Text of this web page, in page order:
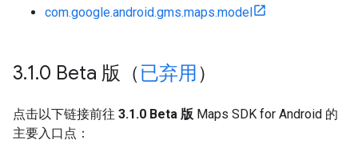
com.google.android.gms.maps.model
3.1.0 Beta 版（已弃用 ）
点击以下链接前往 3.1.0 Beta 版 Maps SDK for Android 的
主要入口点：